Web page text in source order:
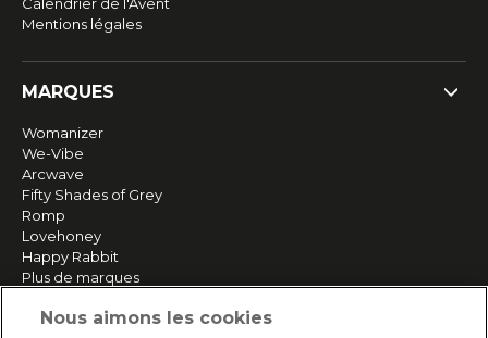
Mentions légales
MARQUES
Womanizer
We-Vibe
Arcwave
Fifty Shades of Grey
Romp
Lovehoney
Happy Rabbit
Plus de marques
Nous aimons les cookies